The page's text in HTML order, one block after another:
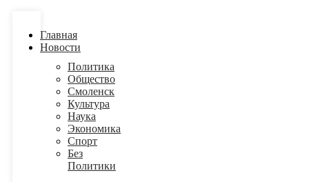
Главная
Новости
Политика
Общество
Смоленск
Культура
Наука
Экономика
Спорт
Без
Политики